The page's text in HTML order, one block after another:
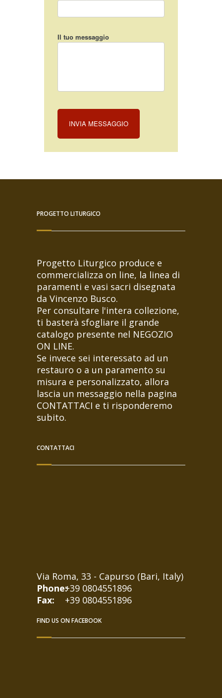
Il tuo messaggio
INVIA MESSAGGIO
PROGETTO LITURGICO
Progetto Liturgico produce e
commercializza on line, la linea di
paramenti e vasi sacri disegnata
da Vincenzo Busco.
Per consultare l'intera collezione,
ti basterà sfogliare il grande
catalogo presente nel NEGOZIO
ON LINE.
Se invece sei interessato ad un
restauro o a un paramento su
misura e personalizzato, allora
lascia un messaggio nella pagina
CONTATTACI e ti risponderemo
subito.
CONTATTACI
Via Roma, 33 - Capurso (Bari, Italy)
Phone:+39 0804551896
Fax:
+39 0804551896
FIND US ON FACEBOOK